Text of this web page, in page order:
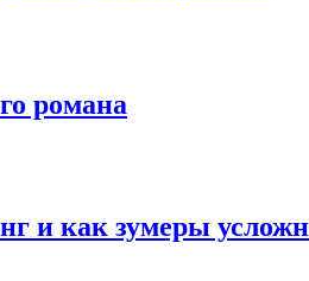
романа
и как зумеры